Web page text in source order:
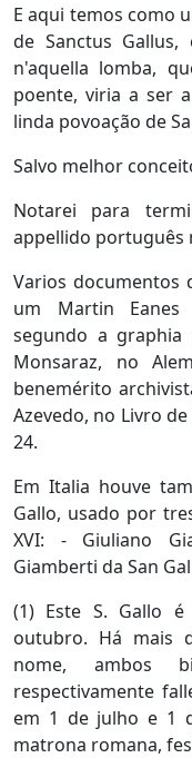
E aqui temos como
de Sanctus Gallus,
n'aquella lomba,
poente, viria a ser
linda povoação de
Salvo melhor
Notarei para
appellido português
Varios documentos
um Martin Eanes
segundo a
Monsaraz, no
benemérito
Azevedo, no Livro de
24.
Em Italia houve
Gallo, usado por
XVI: - Giuliano
Giamberti da San
(1) Este S. Gallo
outubro. Há mais
nome, ambos
respectivamente
em 1 de julho e 1
matrona romana,